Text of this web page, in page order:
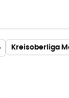
Kreisoberliga